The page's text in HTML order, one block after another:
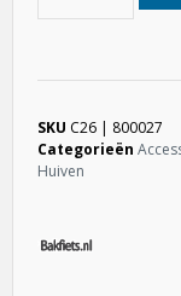
SKU C26 | 800027
Categorieën
Huiven